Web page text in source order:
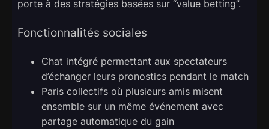
porte à des stratégies basées sur “value betting”.
Fonctionnalités sociales
Chat intégré permettant aux spectateurs
d’échanger leurs pronostics pendant le match
Paris collectifs où plusieurs amis misent
ensemble sur un même événement avec
partage automatique du gain